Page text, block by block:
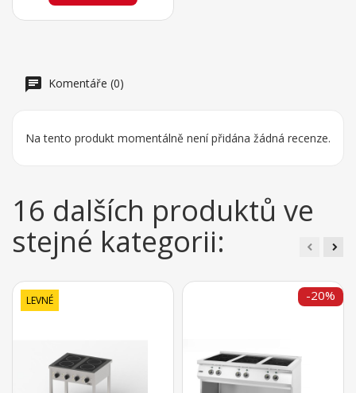
Komentáře (0)
Na tento produkt momentálně není přidána žádná recenze.
16 dalších produktů ve
stejné kategorii:
LEVNÉ -20%